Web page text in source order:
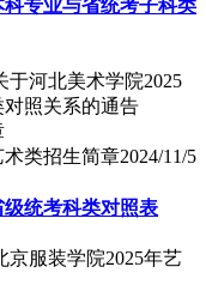
专业与省统考子科类
于河北美术学院2025
照关系的通告
术类招生简章2024/11/5
统考科类对照表
京服装学院2025年艺